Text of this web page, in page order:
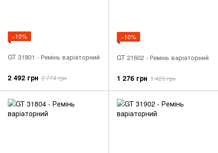
−10%
GT 31801 - Ремінь варіаторний
2 492 грн 2 774 грн
−10%
GT 21602 - Ремінь варіаторний
1 276 грн 1 420 грн